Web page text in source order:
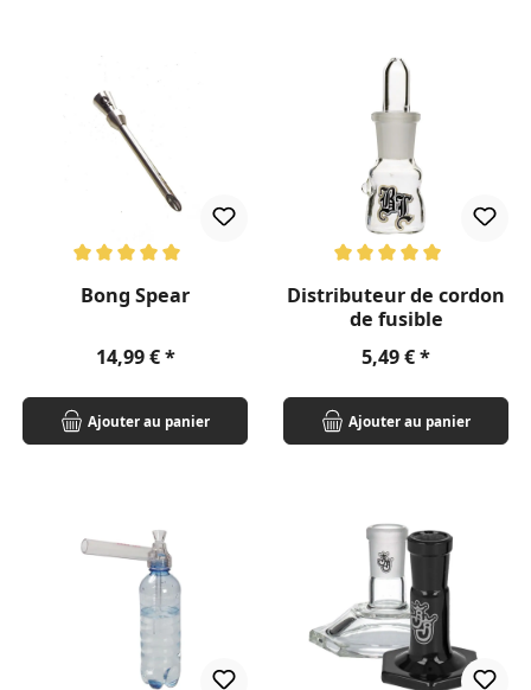
Bong Spear
Prix régulier :
14,99 €
Ajouter au panier
Distributeur de cordon
de fusible
Prix régulier :
5,49 €
Ajouter au panier